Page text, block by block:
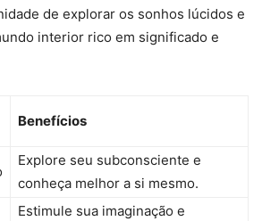
de explorar os sonhos lúcidos e
interior rico em significado e
Benefícios
Explore seu subconsciente e
conheça melhor a si mesmo.
Estimule sua imaginação e